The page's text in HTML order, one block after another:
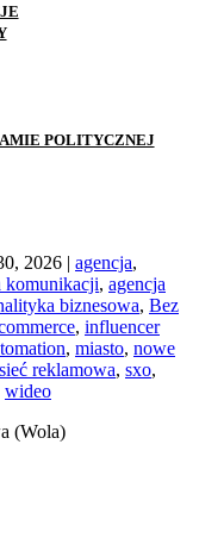
POLITYCZNEJ
2026 | agencja,
komunikacji, agencja
biznesowa, Bez
, influencer
, miasto, nowe
sieć reklamowa, sxo,
wideo
(Wola)